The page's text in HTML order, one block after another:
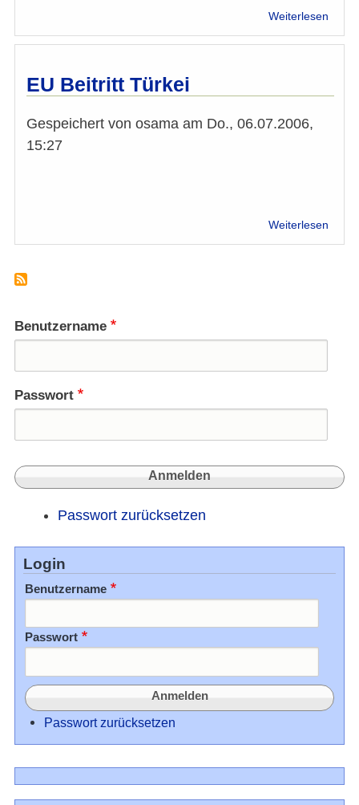
Weiterlesen
EU Beitritt Türkei
Gespeichert von osama am Do., 06.07.2006,
15:27
Weiterlesen
Benutzername
Passwort
Passwort zurücksetzen
Login
Benutzername
Passwort
Passwort zurücksetzen